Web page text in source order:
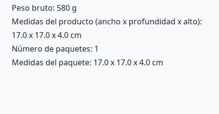
Peso bruto: 580 g
Medidas del producto (ancho x profundidad x alto):
17.0 x 17.0 x 4.0 cm
Número de paquetes: 1
Medidas del paquete: 17.0 x 17.0 x 4.0 cm